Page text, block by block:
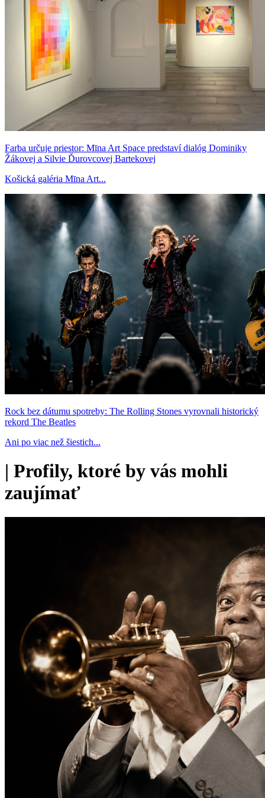
Farba určuje priestor: Mīna Art Space predstaví dialóg Dominiky
Žákovej a Silvie Ďurovcovej Bartekovej
Košická galéria Mīna Art...
Rock bez dátumu spotreby: The Rolling Stones vyrovnali historický
rekord The Beatles
Ani po viac než šiestich...
| Profily, ktoré by vás mohli
zaujímať